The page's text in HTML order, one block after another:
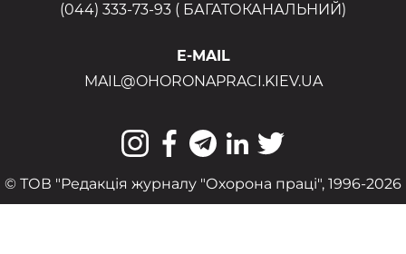
(044) 333-73-93 ( БАГАТОКАНАЛЬНИЙ)
E-MAIL
MAIL@OHORONAPRACI.KIEV.UA
© ТОВ "Редакція журналу "Охорона праці", 1996-2026